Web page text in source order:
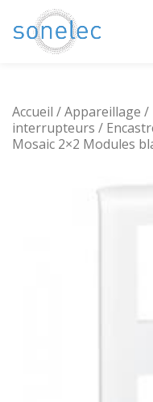
Aller
Accueil /Appareillage /
interrupteurs /
Mosaic 2×2 Modules